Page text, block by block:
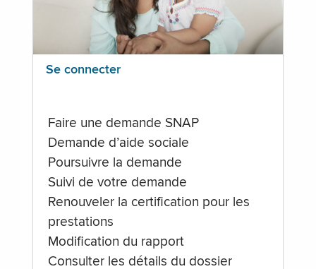
Se connecter
Faire une demande SNAP
Demande d’aide sociale
Poursuivre la demande
Suivi de votre demande
Renouveler la certification pour les
prestations
Modification du rapport
Consulter les détails du dossier